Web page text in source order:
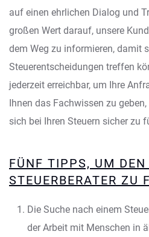
auf einen ehrlichen Dialog und
großen Wert darauf, unsere
dem Weg zu informieren, damit
Steuerentscheidungen treffen
jederzeit erreichbar, um Ihre
Ihnen das Fachwissen zu
sich bei Ihren Steuern sicher zu
FÜNF TIPPS, UM DEN
STEUERBERATER ZU
Die Suche nach einem
der Arbeit mit Menschen in